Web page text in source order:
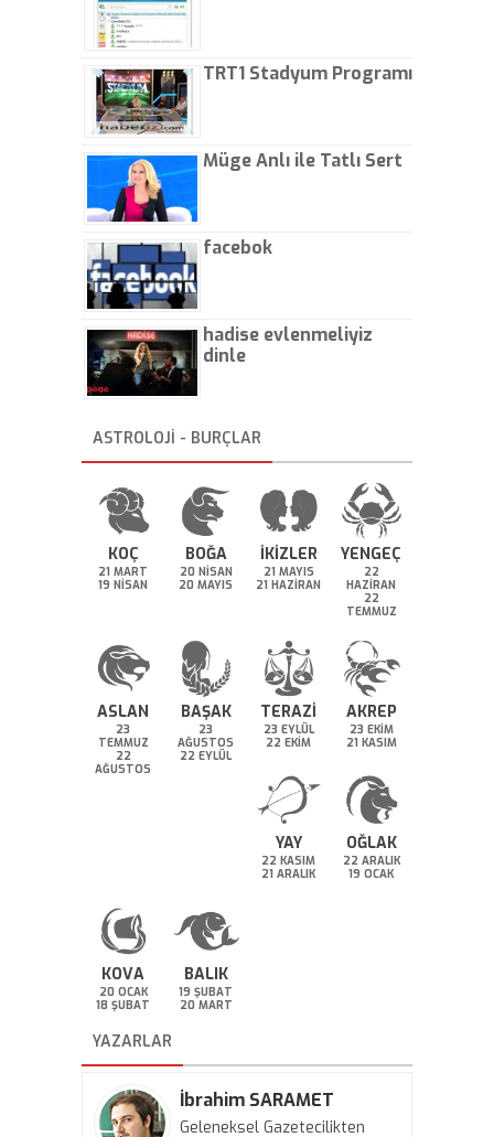
TRT1 Stadyum Programı
Müge Anlı ile Tatlı Sert
facebok
hadise evlenmeliyiz
dinle
ASTROLOJİ - BURÇLAR
KOÇ
21 MART
19 NİSAN
BOĞA
20 NİSAN
20 MAYIS
İKİZLER
21 MAYIS
21 HAZİRAN
YENGEÇ
22
HAZİRAN
22
TEMMUZ
ASLAN
23
TEMMUZ
22
AĞUSTOS
BAŞAK
23
AĞUSTOS
22 EYLÜL
TERAZİ
23 EYLÜL
22 EKİM
AKREP
23 EKİM
21 KASIM
YAY
22 KASIM
21 ARALIK
OĞLAK
22 ARALIK
19 OCAK
KOVA
20 OCAK
18 ŞUBAT
BALIK
19 ŞUBAT
20 MART
YAZARLAR
İbrahim SARAMET
Geleneksel Gazetecilikten